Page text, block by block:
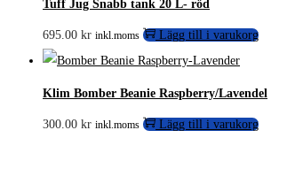
Tuff Jug Snabb tank 20 L- röd
695.00 kr inkl.moms Lägg till i varukorg
Klim Bomber Beanie Raspberry/Lavendel
300.00 kr inkl.moms Lägg till i varukorg